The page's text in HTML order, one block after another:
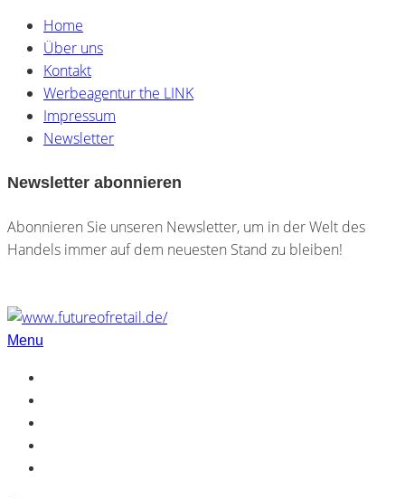
Home
Über uns
Kontakt
Werbeagentur the LINK
Impressum
Newsletter
Newsletter abonnieren
Abonnieren Sie unseren Newsletter, um in der Welt des
Handels immer auf dem neuesten Stand zu bleiben!
Menu